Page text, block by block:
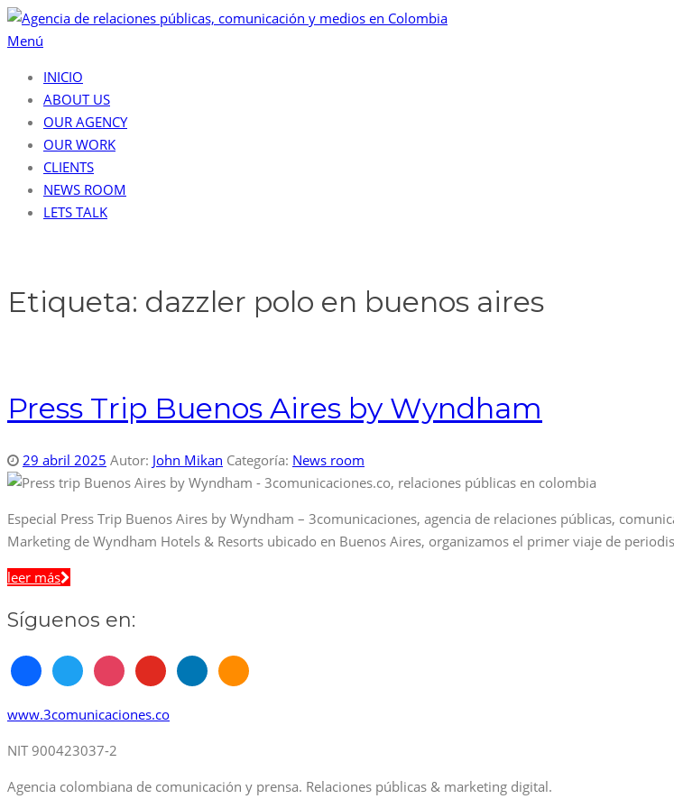
Menú
INICIO
ABOUT US
OUR AGENCY
OUR WORK
CLIENTS
NEWS ROOM
LETS TALK
Etiqueta: dazzler polo en buenos aires
Press Trip Buenos Aires by Wyndham
29 abril 2025 Autor: John Mikan Categoría: News room
Especial Press Trip Buenos Aires by Wyndham – 3comunicaciones, agencia de relaciones públicas,
Marketing de Wyndham Hotels & Resorts ubicado en Buenos Aires, organizamos el primer viaje de
leer más
Síguenos en:
www.3comunicaciones.co
NIT 900423037-2
Agencia colombiana de comunicación y prensa. Relaciones públicas & marketing digital.